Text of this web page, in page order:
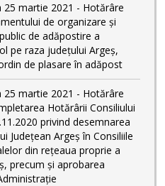
25 martie 2021 - Hotărâre
de organizare și
de adăpostire a
pe raza județului Argeș,
de plasare în adăpost
25 martie 2021 - Hotărâre
Hotărârii Consiliului
privind desemnarea
Județean Argeș în Consiliile
din rețeaua proprie a
precum și aprobarea